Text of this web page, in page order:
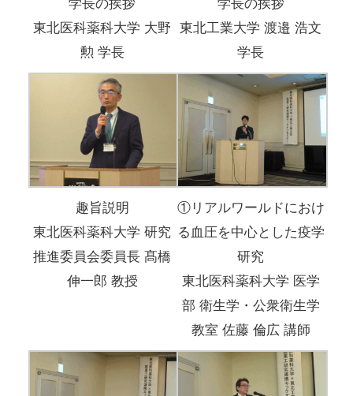
学長の挨拶
東北医科薬科大学 大野
勲 学長
学長の挨拶
東北工業大学 渡邉 浩文
学長
趣旨説明
東北医科薬科大学 研究
推進委員会委員長 髙橋
伸一郎 教授
①リアルワールドにおけ
る血圧を中心とした疫学
研究
東北医科薬科大学 医学
部 衛生学・公衆衛生学
教室 佐藤 倫広 講師